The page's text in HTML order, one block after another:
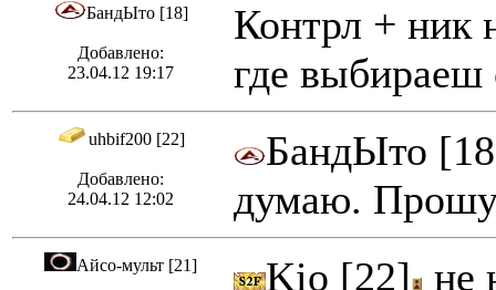
БандЫто [18]
Добавлено:
23.04.12 19:17
Контрл +
где
uhbif200 [22]
Добавлено:
24.04.12 12:02
БандЫто
думаю.
Айсо-мульт [21] Kio [22] не